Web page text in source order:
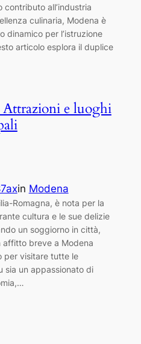
contributo all’industria
culinaria, Modena è
dinamico per l’istruzione
articolo esplora il duplice
Attrazioni e luoghi
in Modena
Romagna, è nota per la
cultura e le sue delizie
un soggiorno in città,
affitto breve a Modena
per visitare tutte le
sia un appassionato di